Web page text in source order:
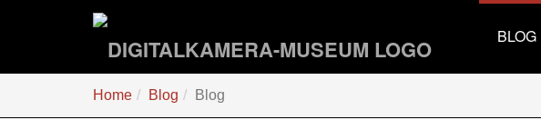
BLOG
sind
Home Blog Blog